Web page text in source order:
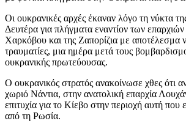
Οι ουκρανικές αρχές έκαναν λόγο τη νύκτα
Δευτέρα για πλήγματα εναντίον των
Χαρκόβου και της Ζαπορίζια με αποτέλεσμα
τραυματίες, μια ημέρα μετά τους
ουκρανικής πρωτεύουσας.
Ο ουκρανικός στρατός ανακοίνωσε χθες ότι
χωριό Νάντια, στην ανατολική επαρχία
επιτυχία για το Κίεβο στην περιοχή αυτή που
από τη Ρωσία.